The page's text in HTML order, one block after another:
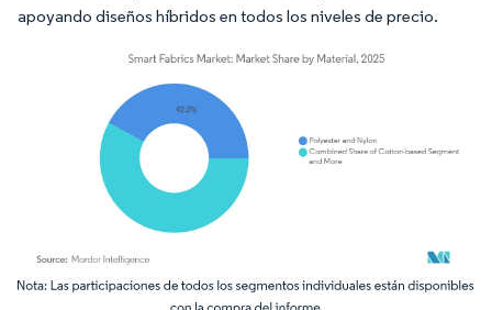
apoyando diseños híbridos en todos los niveles de precio.
Imagen © Mordor Intelligence. El uso requiere atribución según CC BY 4.0.